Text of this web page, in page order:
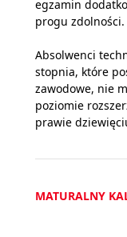
egzamin
progu zdolności.
Absolwenci
stopnia, które
zawodowe, nie
poziomie
prawie
MATURALNY